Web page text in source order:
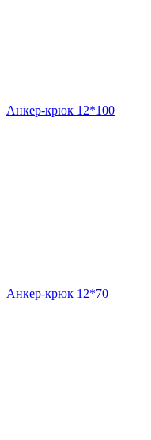
Анкер-крюк 12*100
Анкер-крюк 12*70